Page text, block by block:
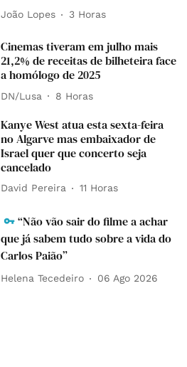
João Lopes 3 Horas
Cinemas tiveram em julho mais
21,2% de receitas de bilheteira face
a homólogo de 2025
DN/Lusa 8 Horas
Kanye West atua esta sexta-feira
no Algarve mas embaixador de
Israel quer que concerto seja
cancelado
David Pereira 11 Horas
“Não vão sair do filme a achar
que já sabem tudo sobre a vida do
Carlos Paião”
Helena Tecedeiro 06 Ago 2026